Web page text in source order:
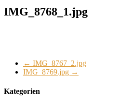
IMG_8768_1.jpg
← IMG_8767_2.jpg
IMG_8769.jpg →
Kategorien